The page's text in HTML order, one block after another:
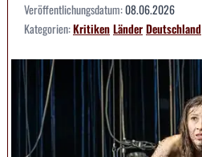
Veröffentlichungsdatum:08.06.2026
Kategorien:KritikenLänderDeutschland